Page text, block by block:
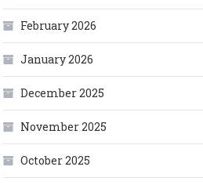
February 2026
January 2026
December 2025
November 2025
October 2025